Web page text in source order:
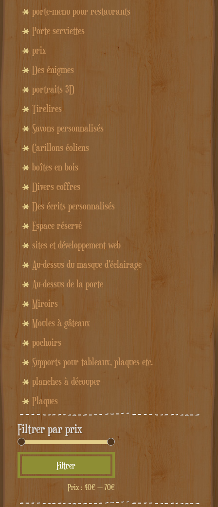
porte-menu pour restaurants
Porte-serviettes
prix
Des énigmes
portraits 3D
Tirelires
Savons personnalisés
Carillons éoliens
boîtes en bois
Divers coffres
Des écrits personnalisés
Espace réservé
sites et développement web
Au-dessus du masque d'éclairage
Au-dessus de la porte
Miroirs
Moules à gâteaux
pochoirs
Supports pour tableaux, plaques etc.
planches à découper
Plaques
Filtrer par prix
min
max
Filtrer
Prix : 40€— 70€